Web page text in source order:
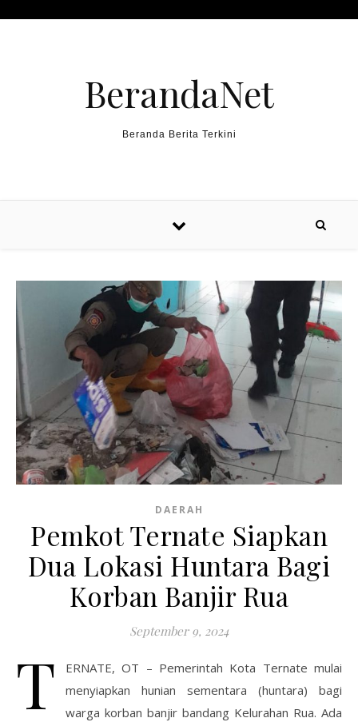
BerandaNet
Beranda Berita Terkini
DAERAH
Pemkot Ternate Siapkan
Dua Lokasi Huntara Bagi
Korban Banjir Rua
September 9, 2024
T
ERNATE, OT – Pemerintah Kota Ternate mulai
menyiapkan hunian sementara (huntara) bagi
warga korban banjir bandang Kelurahan Rua. Ada